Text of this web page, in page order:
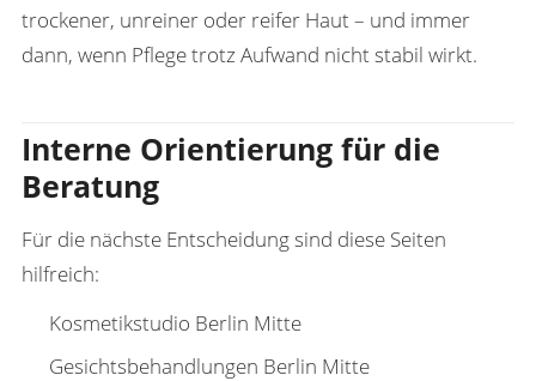
trockener, unreiner oder reifer Haut – und immer
dann, wenn Pflege trotz Aufwand nicht stabil wirkt.
Interne Orientierung für die
Beratung
Für die nächste Entscheidung sind diese Seiten
hilfreich:
Kosmetikstudio Berlin Mitte
Gesichtsbehandlungen Berlin Mitte